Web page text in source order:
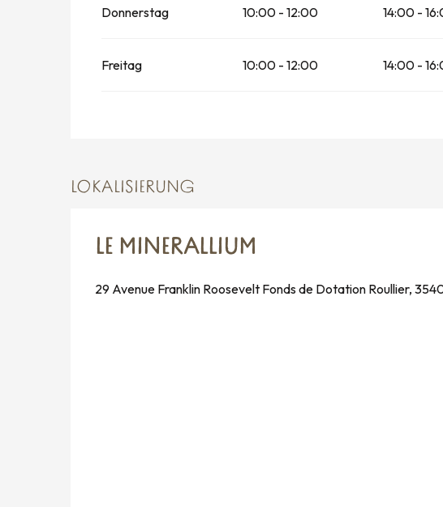
vom17 August 2026 bis zum 23 August 2026
vom24 August 2026 bis zum 30 August 2026
Donnerstag 10:00 - 12:00 14:00 -
Freitag 10:00 - 12:00 14:00 -
LOKALISIERUNG
LE MINERALLIUM
29 Avenue Franklin Roosevelt Fonds de Dotation Roullier,